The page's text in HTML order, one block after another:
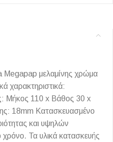
μελαμίνης χρώμα
χαρακτηριστικά:
Μήκος 110 x Βάθος 30 x
18mm Κατασκευασμένο
και υψηλών
Τα υλικά κατασκευής